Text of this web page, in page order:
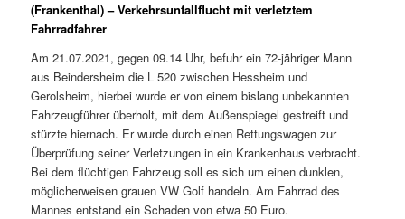
(Frankenthal) – Verkehrsunfallflucht mit verletztem
Fahrradfahrer
Am 21.07.2021, gegen 09.14 Uhr, befuhr ein 72-jähriger Mann
aus Beindersheim die L 520 zwischen Hessheim und
Gerolsheim, hierbei wurde er von einem bislang unbekannten
Fahrzeugführer überholt, mit dem Außenspiegel gestreift und
stürzte hiernach. Er wurde durch einen Rettungswagen zur
Überprüfung seiner Verletzungen in ein Krankenhaus verbracht.
Bei dem flüchtigen Fahrzeug soll es sich um einen dunklen,
möglicherweisen grauen VW Golf handeln. Am Fahrrad des
Mannes entstand ein Schaden von etwa 50 Euro.